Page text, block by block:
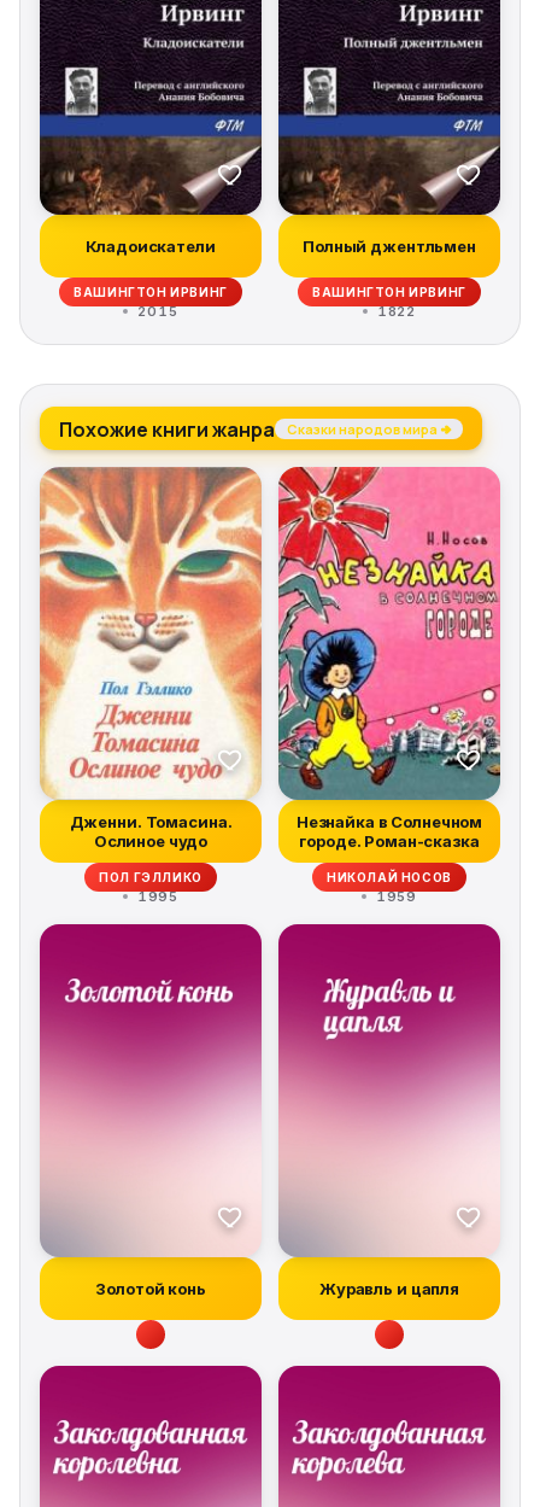
Кладоискатели
ВАШИНГТОН ИРВИНГ
2015
Полный джентльмен
ВАШИНГТОН ИРВИНГ
1822
Похожие книги жанра Сказки народов мира →
Дженни. Томасина.
Ослиное чудо
ПОЛ ГЭЛЛИКО
1995
Незнайка в Солнечном
городе. Роман-сказка
НИКОЛАЙ НОСОВ
1959
Золотой конь Журавль и цапля